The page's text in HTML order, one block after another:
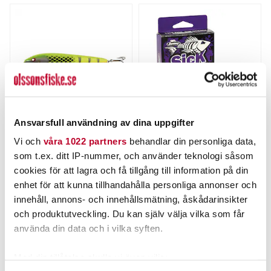
Ansvarsfull användning av dina uppgifter
Vi och våra 1022 partners behandlar din personliga data,
som t.ex. ditt IP-nummer, och använder teknologi såsom
cookies för att lagra och få tillgång till information på din
enhet för att kunna tillhandahålla personliga annonser och
innehåll, annons- och innehållsmätning, åskådarinsikter
och produktutveckling. Du kan själv välja vilka som får
använda din data och i vilka syften.
NILS MASTER
Nils Master Invincible 15cm
30g..
Nuvarande pris:
239,00 krTidigare pris:
239,00 kr
309,00 kr
LÄS MER
Berkley Sick Fluorocarbon
50m.
Nuvarande pris:
89,00 krTidigare pris:
119,00 kr
89,00 kr
119,00 kr